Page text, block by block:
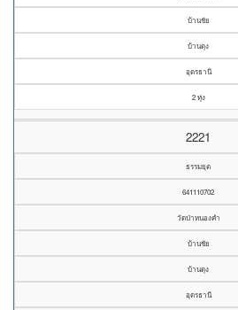
บ้านชัย
บ้านดุง
อุดรธานี
2 ทุ่ง
2221
ธรรมยุต
641110702
วัดป่าหนองคำ
บ้านชัย
บ้านดุง
อุดรธานี